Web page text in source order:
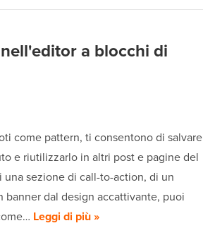
a blocchi di
come pattern, ti consentono di salvare
e riutilizzarlo in altri post e pagine del
sezione di call-to-action, di un
dal design accattivante, puoi
Leggi di più »